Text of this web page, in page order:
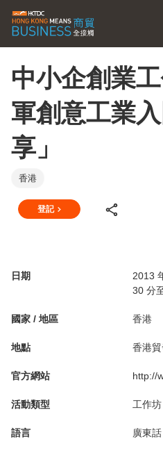
中小企創業
軍創意工業
享」
香港
登記
日期
2013
30 分
國家 / 地區 香港
地點 香港
官方網站 http://
活動類型 工作坊
語言 廣東